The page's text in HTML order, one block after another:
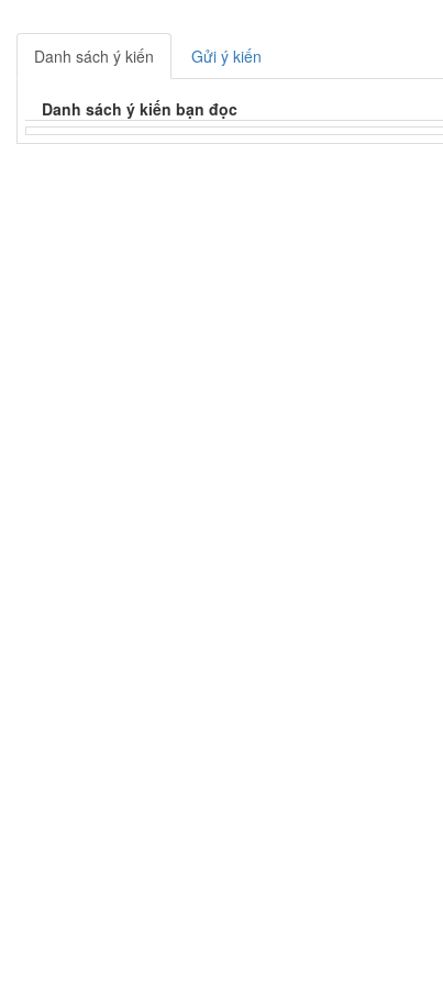
Danh sách ý kiến Gửi ý kiến
Danh sách ý kiến bạn đọc